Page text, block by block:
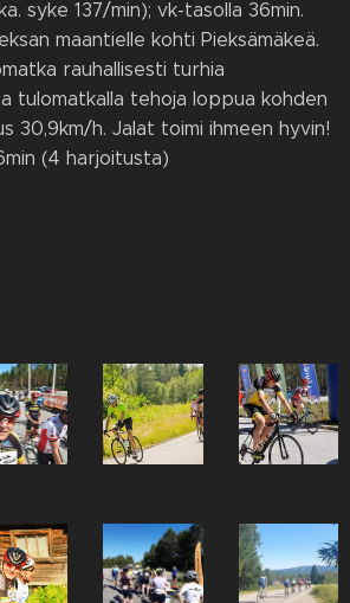
syke 137/min); vk-tasolla 36min.
maantielle kohti Pieksämäkeä.
rauhallisesti turhia
tulomatkalla tehoja loppua kohden
30,9km/h. Jalat toimi ihmeen hyvin!
(4 harjoitusta)